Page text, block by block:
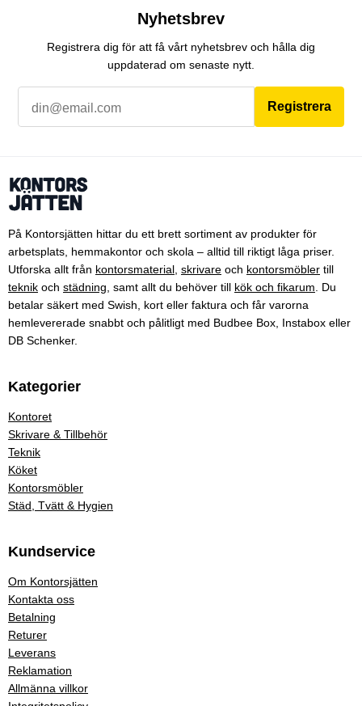
Nyhetsbrev
Registrera dig för att få vårt nyhetsbrev och hålla dig
uppdaterad om senaste nytt.
Registrera
På Kontorsjätten hittar du ett brett sortiment av produkter för
arbetsplats, hemmakontor och skola – alltid till riktigt låga priser.
Utforska allt från kontorsmaterial skrivare och kontorsmöbler till
teknik och städning , samt allt du behöver till kök och fikarum . Du
betalar säkert med Swish, kort eller faktura och får varorna
hemlevererade snabbt och pålitligt med Budbee Box, Instabox eller
DB Schenker.
Kategorier
Kontoret
Skrivare & Tillbehör
Teknik
Köket
Kontorsmöbler
Städ, Tvätt & Hygien
Kundservice
Om Kontorsjätten
Kontakta oss
Betalning
Returer
Leverans
Reklamation
Allmänna villkor